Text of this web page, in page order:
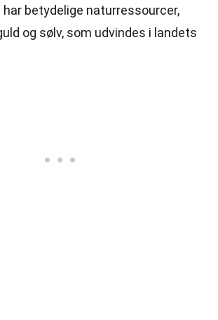
har betydelige naturressourcer,
og sølv, som udvindes i landets